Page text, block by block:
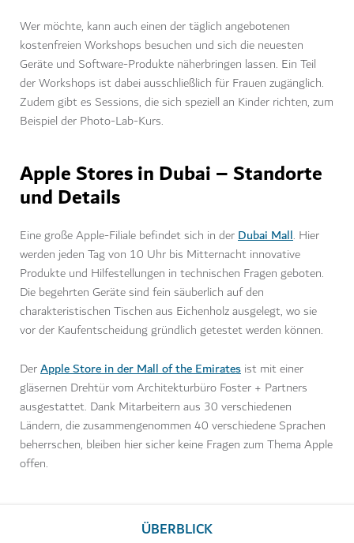
Wer möchte, kann auch einen der täglich angebotenen
kostenfreien Workshops besuchen und sich die neuesten
Geräte und Software-Produkte näherbringen lassen. Ein Teil
der Workshops ist dabei ausschließlich für Frauen zugänglich.
Zudem gibt es Sessions, die sich speziell an Kinder richten, zum
Beispiel der Photo-Lab-Kurs.
Apple Stores in Dubai – Standorte
und Details
Eine große Apple-Filiale befindet sich in derDubai Mall. Hier
werden jeden Tag von 10 Uhr bis Mitternacht innovative
Produkte und Hilfestellungen in technischen Fragen geboten.
Die begehrten Geräte sind fein säuberlich auf den
charakteristischen Tischen aus Eichenholz ausgelegt, wo sie
vor der Kaufentscheidung gründlich getestet werden können.
DerApple Store in der Mall of the Emirates ist mit einer
gläsernen Drehtür vom Architekturbüro Foster + Partners
ausgestattet. Dank Mitarbeitern aus 30 verschiedenen
Ländern, die zusammengenommen 40 verschiedene Sprachen
beherrschen, bleiben hier sicher keine Fragen zum Thema Apple
offen.
ÜBERBLICK